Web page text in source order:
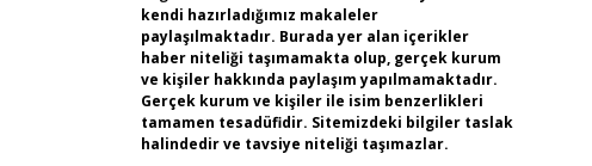
kendi hazırladığımız makaleler
paylaşılmaktadır. Burada yer alan içerikler
haber niteliği taşımamakta olup, gerçek kurum
ve kişiler hakkında paylaşım yapılmamaktadır.
Gerçek kurum ve kişiler ile isim benzerlikleri
tamamen tesadüfidir. Sitemizdeki bilgiler taslak
halindedir ve tavsiye niteliği taşımazlar.